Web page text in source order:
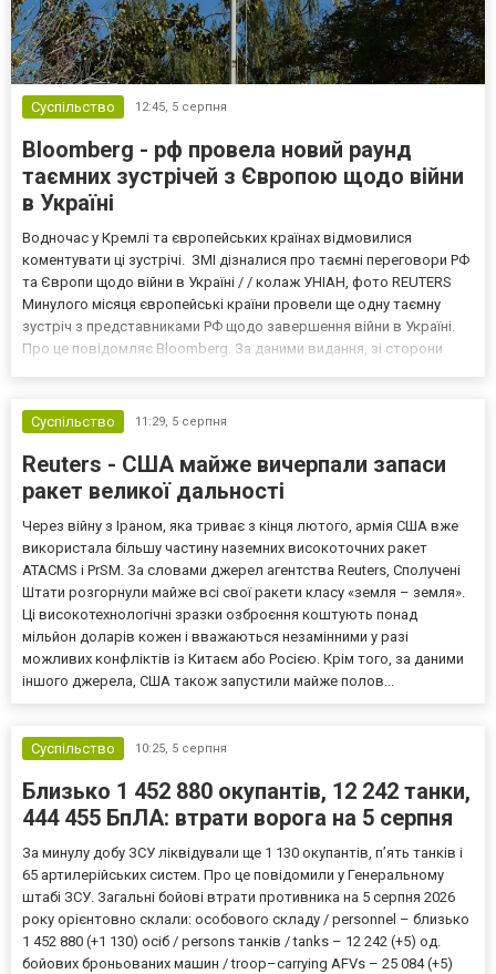
Суспільство 12:45, 5 серпня
Bloomberg - рф провела новий раунд
таємних зустрічей з Європою щодо війни
в Україні
Водночас у Кремлі та європейських країнах відмовилися
коментувати ці зустрічі. ЗМІ дізналися про таємні переговори РФ
та Європи щодо війни в Україні / / колаж УНІАН, фото REUTERS
Минулого місяця європейські країни провели ще одну таємну
зустріч з представниками РФ щодо завершення війни в Україні.
Про це повідомляє Bloomberg. За даними видання, зі сторони
Суспільство
11:29, 5 серпня
Reuters - США майже вичерпали запаси
ракет великої дальності
Через війну з Іраном, яка триває з кінця лютого, армія США вже
використала більшу частину наземних високоточних ракет
ATACMS і PrSM. За словами джерел агентства Reuters, Сполучені
Штати розгорнули майже всі свої ракети класу «земля – земля».
Ці високотехнологічні зразки озброєння коштують понад
мільйон доларів кожен і вважаються незамінними у разі
можливих конфліктів із Китаєм або Росією. Крім того, за даними
іншого джерела, США також запустили майже полов...
Суспільство 10:25, 5 серпня
Близько 1 452 880 окупантів, 12 242 танки,
444 455 БпЛА: втрати ворога на 5 серпня
За минулу добу ЗСУ ліквідували ще 1 130 окупантів, пʼять танків і
65 артилерійських систем. Про це повідомили у Генеральному
штабі ЗСУ. Загальні бойові втрати противника на 5 серпня 2026
року орієнтовно склали: особового складу / personnel – близько
1 452 880 (+1 130) осіб / persons танків / tanks – 12 242 (+5) од.
бойових броньованих машин / troop–carrying AFVs – 25 084 (+5)